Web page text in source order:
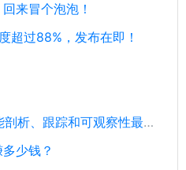
来冒个泡泡！
超过88%，发布在即！
微服务系列 | PHP实现性能剖析、跟踪和可观察性最佳实践
少钱？